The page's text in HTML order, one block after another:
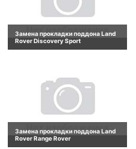
Замена прокладки поддона Land
Rover Discovery Sport
Замена прокладки поддона Land
Rover Range Rover